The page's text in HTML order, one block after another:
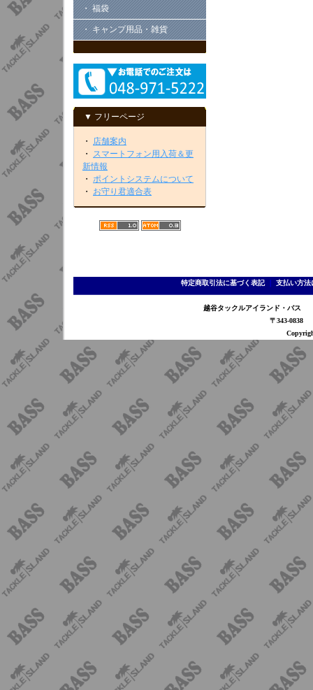
・ 福袋
・ キャンプ用品・雑貨
▼ フリーページ
・ 店舗案内
・ スマートフォン用入荷＆更
新情報
・ ポイントシステムについて
・ お守り君適合表
特定商取引法に基づく表記｜ 支払い方法
越谷タックルアイランド・バ
〒343-0838